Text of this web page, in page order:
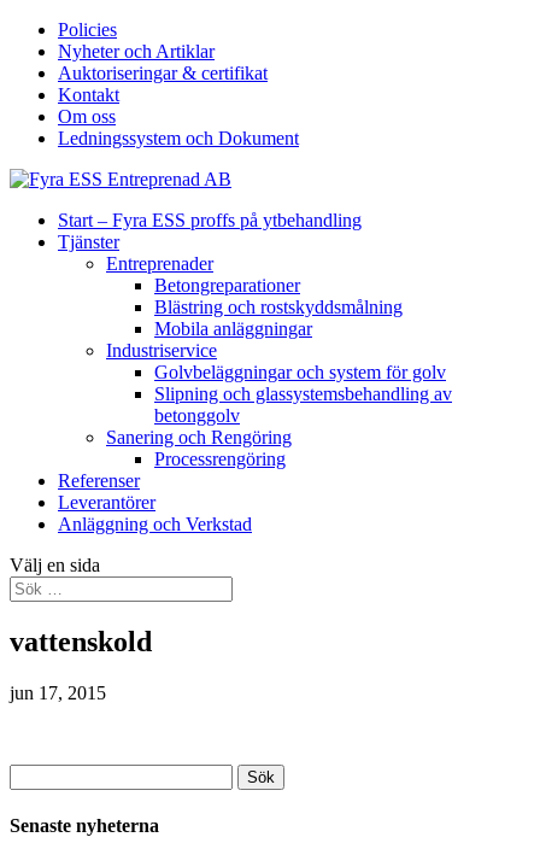
Policies
Nyheter och Artiklar
Auktoriseringar & certifikat
Kontakt
Om oss
Ledningssystem och Dokument
Start – Fyra ESS proffs på ytbehandling
Tjänster
Entreprenader
Betongreparationer
Blästring och rostskyddsmålning
Mobila anläggningar
Industriservice
Golvbeläggningar och system för golv
Slipning och glassystemsbehandling av
betonggolv
Sanering och Rengöring
Processrengöring
Referenser
Leverantörer
Anläggning och Verkstad
Välj en sida
vattenskold
jun 17, 2015
efter:
Senaste nyheterna